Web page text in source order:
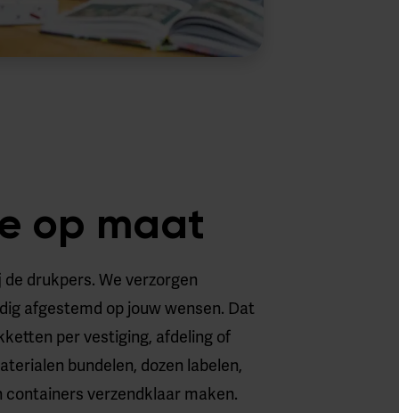
op maat
drukpers. We verzorgen
afgestemd op jouw wensen. Dat
per vestiging, afdeling of
bundelen, dozen labelen,
verzendklaar maken.